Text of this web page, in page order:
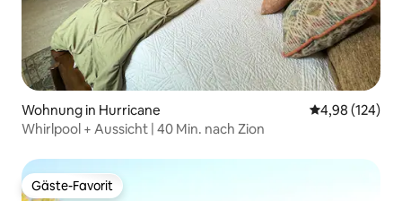
Wohnung in Hurricane
4,98 (124)
Whirlpool + Aussicht | 40 Min. nach Zion
Gäste-Favorit
Gäste-Favorit